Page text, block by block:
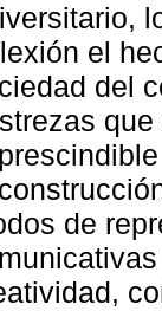
el
del
de